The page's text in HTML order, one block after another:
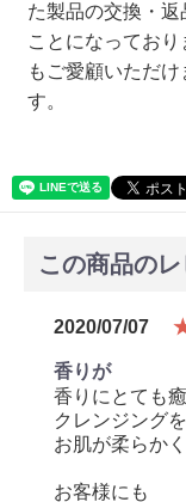
た製品の交換・
ことになってお
もご愛顧いただ
す。
この商品の
2020/07/07
香りが
香りにとても
クレンジング
お肌が柔らか
お客様にも